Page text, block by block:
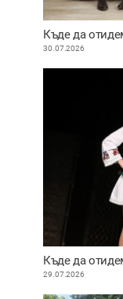
Къде да
30.07.2026
Къде да
29.07.2026